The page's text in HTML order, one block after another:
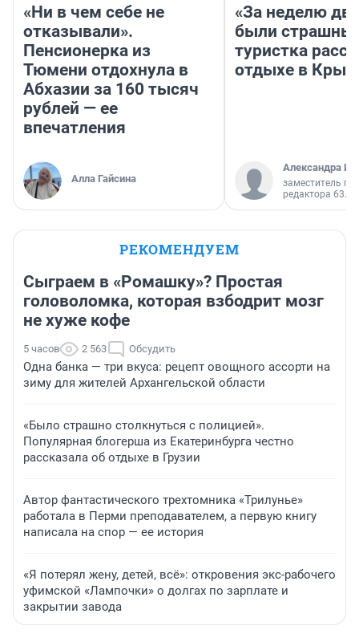
«Ни в чем себе не
отказывали».
Пенсионерка из
Тюмени отдохнула в
Абхазии за 160 тысяч
рублей — ее
впечатления
Алла Гайсина
«За неделю
были
туристка
отдыхе в
Александра
заместитель
редактора 63.RU
РЕКОМЕНДУЕМ
Сыграем в «Ромашку»? Простая
головоломка, которая взбодрит мозг
не хуже кофе
5 часов 2 563 Обсудить
Одна банка — три вкуса: рецепт овощного ассорти на
зиму для жителей Архангельской области
«Было страшно столкнуться с полицией».
Популярная блогерша из Екатеринбурга честно
рассказала об отдыхе в Грузии
Автор фантастического трехтомника «Трилунье»
работала в Перми преподавателем, а первую книгу
написала на спор — ее история
«Я потерял жену, детей, всё»: откровения экс-рабочего
уфимской «Лампочки» о долгах по зарплате и
закрытии завода